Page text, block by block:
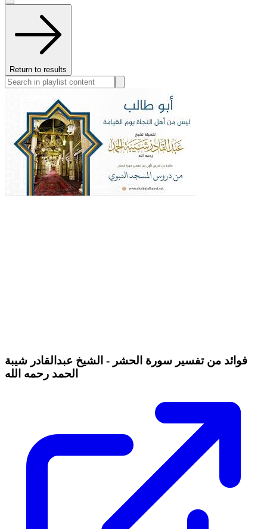
Return to results
فوائد من تفسير سورة الحشر - الشيخ عبدالقادر شيبة
الحمد رحمه الله